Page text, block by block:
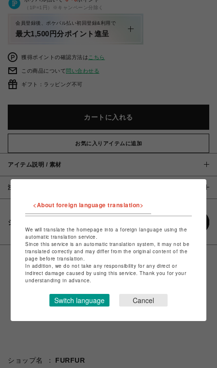
（1P=1円）※キャンペーン分除く
会員登録後、ポケパル払い初回登録&利用で
最大1,500円分ポイント進呈
獲得ポイントの確認方法は こちら
この商品について問い合わせる
ギフト：ラッピング不可
カートに入れる
お気に入りアイテムに追加
アイテム説明 / 素材
注意事項
シェアする
ショップ名
FURFUR
<About foreign language translation>
We will translate the homepage into a foreign language using the
automatic translation service.
Since this service is an automatic translation system, it may not be
translated correctly and may differ from the original content of the
page before translation.
In addition, we do not take any responsibility for any direct or
indirect damage caused by using this service. Thank you for your
understanding in advance.
Switch language Cancel